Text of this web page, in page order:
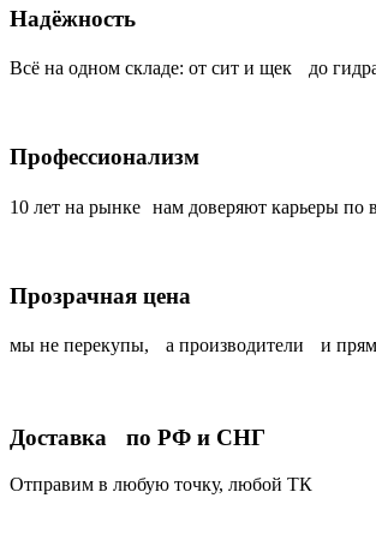
Надёжность
Всё на одном складе: от сит и щек до
Профессионализм
10 лет на рынке нам доверяют карьеры по
Прозрачная цена
мы не перекупы, а производители и
Доставка по РФ и СНГ
Отправим в любую точку, любой ТК